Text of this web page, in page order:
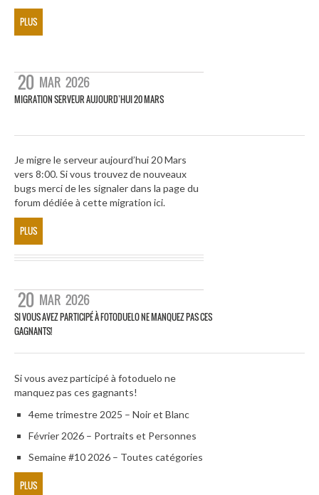
PLUS
20 MAR 2026
MIGRATION SERVEUR AUJOURD’HUI 20 MARS
Je migre le serveur aujourd’hui 20 Mars
vers 8:00. Si vous trouvez de nouveaux
bugs merci de les signaler dans la page du
forum dédiée à cette migration ici.
PLUS
20 MAR 2026
SI VOUS AVEZ PARTICIPÉ À FOTODUELO NE MANQUEZ PAS CES
GAGNANTS!
Si vous avez participé à fotoduelo ne
manquez pas ces gagnants!
4eme trimestre 2025 – Noir et Blanc
Février 2026 – Portraits et Personnes
Semaine #10 2026 – Toutes catégories
PLUS